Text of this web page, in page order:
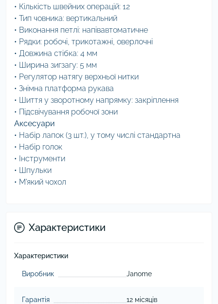
• Кількість швейних операцій: 12
• Тип човника: вертикальний
• Виконання петлі: напівавтоматичне
• Рядки: робочі, трикотажні, оверлочні
• Довжина стібка: 4 мм
• Ширина зигзагу: 5 мм
• Регулятор натягу верхньої нитки
• Знімна платформа рукава
• Шиття у зворотному напрямку: закріплення
• Підсвічування робочої зони
Аксесуари
• Набір лапок (3 шт.), у тому числі стандартна
• Набір голок
• Інструменти
• Шпульки
• М'який чохол
Характеристики
Характеристики
Виробник Janome
Гарантія 12 місяців